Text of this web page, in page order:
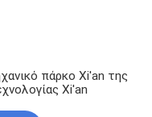
πάρκο Xi'an της
Xi'an